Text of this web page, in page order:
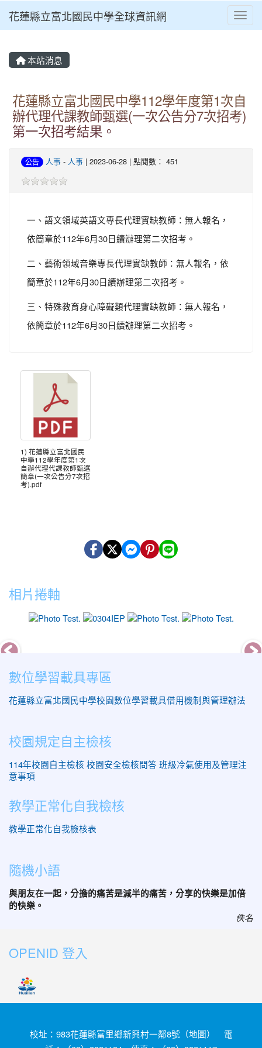
花蓮縣立富北國民中學全球資訊網
本站消息
花蓮縣立富北國民中學112學年度第1次自
辦代理代課教師甄選(一次公告分7次招考)
第一次招考結果。
公告 人事 - 人事 | 2023-06-28 | 點閱數： 451
一、語文領域英語文專長代理實缺教師：無人報名，
依簡章於112年6月30日續辦理第二次招考。
二、藝術領域音樂專長代理實缺教師：無人報名，依
簡章於112年6月30日續辦理第二次招考。
三、特殊教育身心障礙類代理實缺教師：無人報名，
依簡章於112年6月30日續辦理第二次招考。
1) 花蓮縣立富北國民
中學112學年度第1次
自辦代理代課教師甄選
簡章(一次公告分7次招
考).pdf
相片捲軸
photo-16 photo-17 photo-6
數位學習載具專區
花蓮縣立富北國民中學校園數位學習載具借用機制與管理辦法
校園規定自主檢核
114年校園自主檢核 校園安全檢核問答 班級冷氣使用及管理注
意事項
教學正常化自我檢核
教學正常化自我檢核表
隨機小語
與朋友在一起，分擔的痛苦是減半的痛苦，分享的快樂是加倍
的快樂。
佚名
OPENID 登入
校址：983花蓮縣富里鄉新興村一鄰8號（地圖） 電